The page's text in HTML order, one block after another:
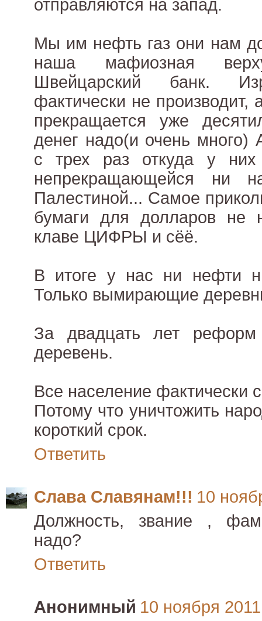
отправляются на запад.
Мы им нефть газ они нам
наша мафиозная
Швейцарский банк.
фактически не производит,
прекращается уже
денег надо(и очень много)
с трех раз откуда у
непрекращающейся ни
Палестиной... Самое
бумаги для долларов не
клаве ЦИФРЫ и сёё.
В итоге у нас ни нефти
Только вымирающие
За двадцать лет
деревень.
Все население фактически
Потому что уничтожить
короткий срок.
Ответить
Слава Славянам!!! 10
Должность, звание ,
надо?
Ответить
Анонимный 10 ноября